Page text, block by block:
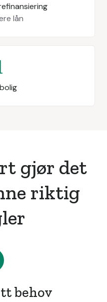
lån
gjør det
riktig
behov